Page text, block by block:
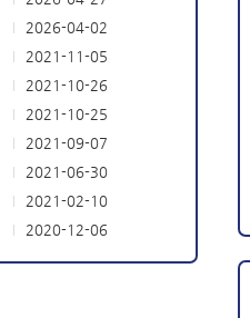
2026-04-02
2021-11-05
2021-10-26
2021-10-25
2021-09-07
2021-06-30
2021-02-10
2020-12-06
2026-07-18